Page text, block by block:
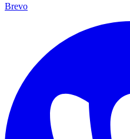
Brevo